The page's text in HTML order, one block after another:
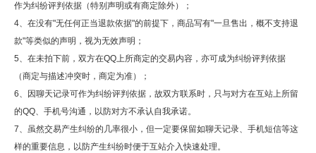
作为纠纷评判依据（特别声明或有商定除外）；
4、在没有"无任何正当退款依据"的前提下，商品写有"一旦售出，概不支持退
款"等类似的声明，视为无效声明；
5、在未拍下前，双方在QQ上所商定的交易内容，亦可成为纠纷评判依据
（商定与描述冲突时，商定为准）；
6、因聊天记录可作为纠纷评判依据，故双方联系时，只与对方在互站上所留
的QQ、手机号沟通，以防对方不承认自我承诺。
7、虽然交易产生纠纷的几率很小，但一定要保留如聊天记录、手机短信等这
样的重要信息，以防产生纠纷时便于互站介入快速处理。